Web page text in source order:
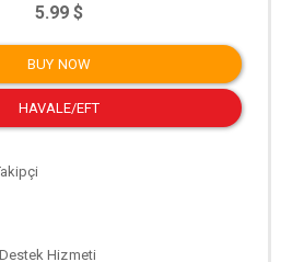
5.99 $
BUY NOW
HAVALE/EFT
Destek Hizmeti